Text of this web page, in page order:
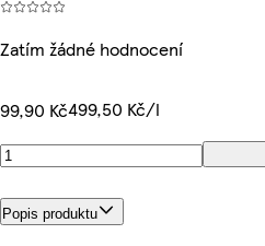
Zatím žádné hodnocení
99,90 Kč499,50 Kč/l
Popis produktu